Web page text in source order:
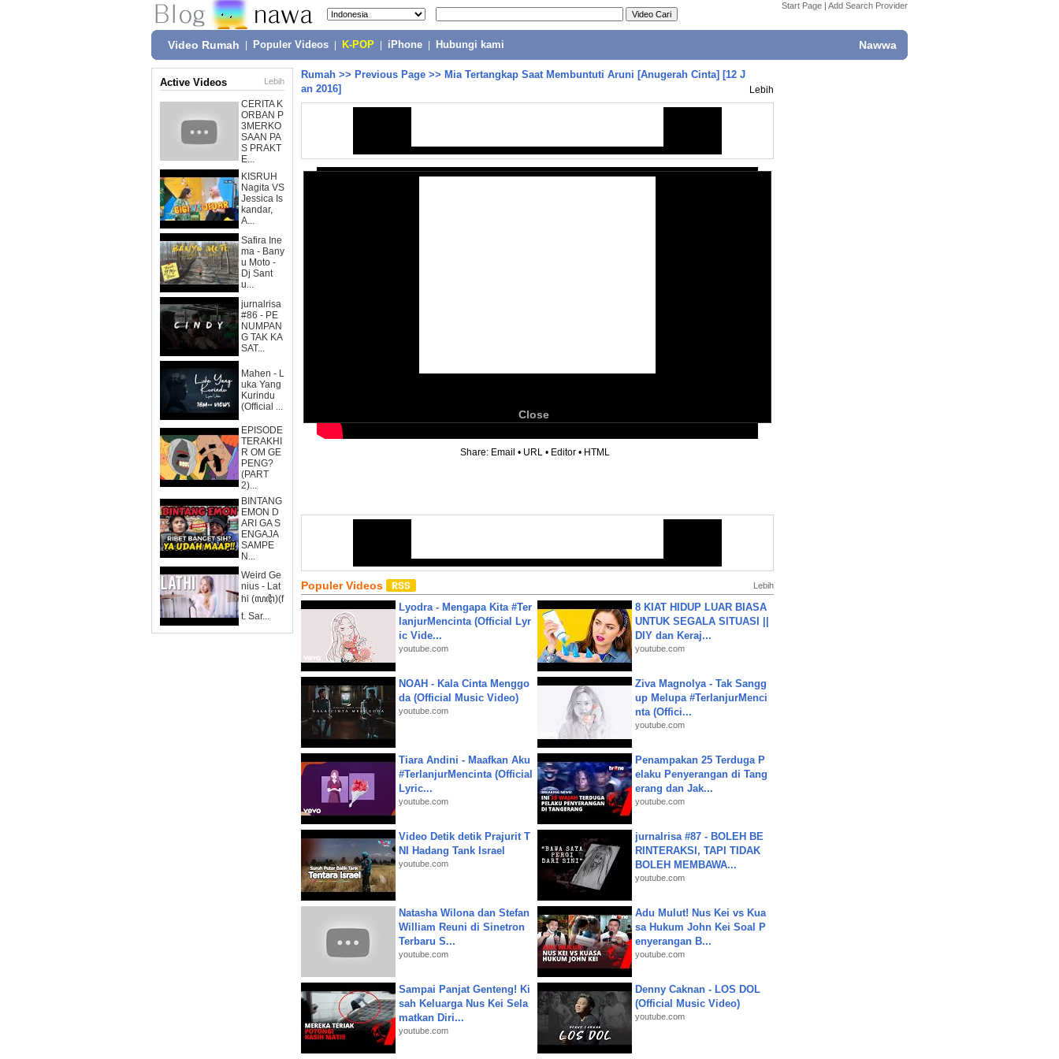
Start Page | Add Search Provider
Video Rumah Populer Videos K-POP iPhone Hubungi kami Nawwa
Active Videos Lebih
CERITA K
ORBAN P
3MERKO
SAAN PA
S PRAKT
E...
KISRUH
Nagita VS
Jessica Is
kandar,
A...
Safira Ine
ma - Bany
u Moto -
Dj Sant
u...
jurnalrisa
#86 - PE
NUMPAN
G TAK KA
SAT...
Mahen - L
uka Yang
Kurindu
(Official ...
EPISODE
TERAKHI
R OM GE
PENG?
(PART
2)...
BINTANG
EMON D
ARI GA S
ENGAJA
SAMPE
N...
Weird Ge
nius - Lat
hi (ꦭꦛꦶ)(f
t. Sar...
Rumah >> Previous Page >> Mia Tertangkap Saat Membuntuti Aruni [Anugerah Cinta] [12 J
an 2016]
Lebih
Close
Share: Email • URL • Editor • HTML
Populer Videos Lebih
Lyodra - Mengapa Kita #Ter
lanjurMencinta (Official Lyr
ic Vide...
youtube.com
8 KIAT HIDUP LUAR BIASA
UNTUK SEGALA SITUASI ||
DIY dan Keraj...
youtube.com
NOAH - Kala Cinta Menggo
da (Official Music Video)
youtube.com
Ziva Magnolya - Tak Sangg
up Melupa #TerlanjurMenci
nta (Offici...
youtube.com
Tiara Andini - Maafkan Aku
#TerlanjurMencinta (Official
Lyric...
youtube.com
Penampakan 25 Terduga P
elaku Penyerangan di Tang
erang dan Jak...
youtube.com
Video Detik detik Prajurit T
NI Hadang Tank Israel
youtube.com
jurnalrisa #87 - BOLEH BE
RINTERAKSI, TAPI TIDAK
BOLEH MEMBAWA...
youtube.com
Natasha Wilona dan Stefan
William Reuni di Sinetron
Terbaru S...
youtube.com
Adu Mulut! Nus Kei vs Kua
sa Hukum John Kei Soal P
enyerangan B...
youtube.com
Sampai Panjat Genteng! Ki
sah Keluarga Nus Kei Sela
matkan Diri...
youtube.com
Denny Caknan - LOS DOL
(Official Music Video)
youtube.com